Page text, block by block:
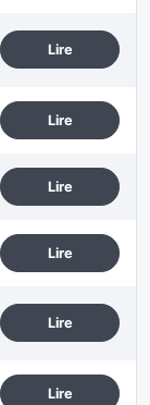
Lire
Lire
Lire
Lire
Lire
Lire